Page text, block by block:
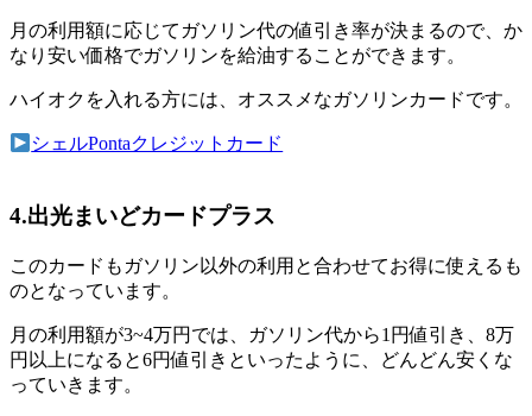
月の利用額に応じてガソリン代の値引き率が決まるので、か
なり安い価格でガソリンを給油することができます。
ハイオクを入れる方には、オススメなガソリンカードです。
シェルPontaクレジットカード
4.出光まいどカードプラス
このカードもガソリン以外の利用と合わせてお得に使えるも
のとなっています。
月の利用額が3~4万円では、ガソリン代から1円値引き、8万
円以上になると6円値引きといったように、どんどん安くな
っていきます。